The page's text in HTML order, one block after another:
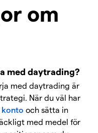
om
med daytrading?
med daytrading är
När du väl har
och sätta in
med medel för